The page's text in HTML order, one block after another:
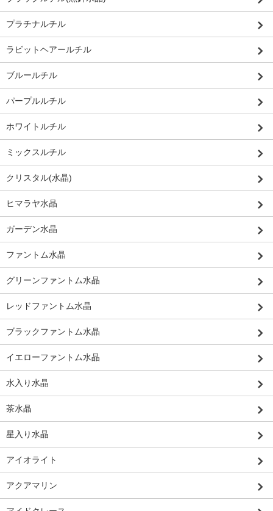
プラチナルチル
ラビットヘアールチル
ブルールチル
パープルルチル
ホワイトルチル
ミックスルチル
クリスタル(水晶)
ヒマラヤ水晶
ガーデン水晶
ファントム水晶
グリーンファントム水晶
レッドファントム水晶
ブラックファントム水晶
イエローファントム水晶
水入り水晶
茶水晶
星入り水晶
アイオライト
アクアマリン